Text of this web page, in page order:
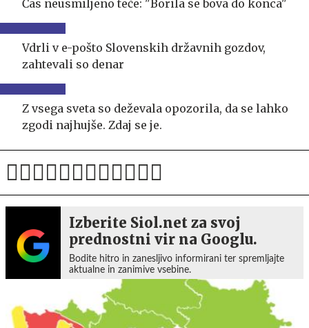
Čas neusmiljeno teče: "Borila se bova do konca"
Vdrli v e-pošto Slovenskih državnih gozdov,
zahtevali so denar
Z vsega sveta so deževala opozorila, da se lahko
zgodi najhujše. Zdaj se je.
Izberite Siol.net za svoj
prednostni vir na Googlu.
Bodite hitro in zanesljivo informirani ter spremljajte
aktualne in zanimive vsebine.